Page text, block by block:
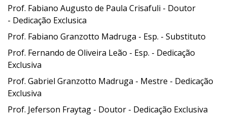
Prof. Fabiano Augusto de Paula Crisafuli - Doutor
- Dedicação Exclusica
Prof. Fabiano Granzotto Madruga - Esp. - Substituto
Prof. Fernando de Oliveira Leão - Esp. - Dedicação
Exclusiva
Prof. Gabriel Granzotto Madruga - Mestre - Dedicação
Exclusiva
Prof. Jeferson Fraytag - Doutor - Dedicação Exclusiva